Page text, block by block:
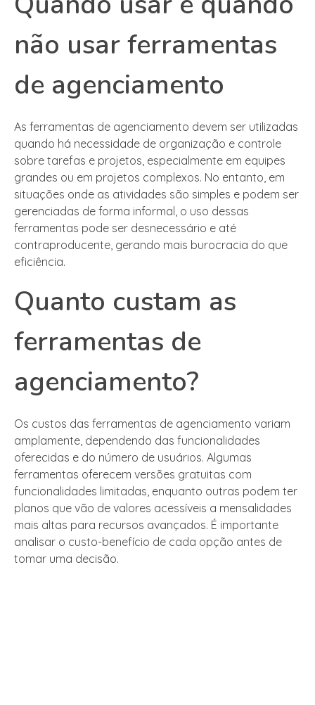
não usar ferramentas
de agenciamento
As ferramentas de agenciamento devem ser utilizadas
quando há necessidade de organização e controle
sobre tarefas e projetos, especialmente em equipes
grandes ou em projetos complexos. No entanto, em
situações onde as atividades são simples e podem ser
gerenciadas de forma informal, o uso dessas
ferramentas pode ser desnecessário e até
contraproducente, gerando mais burocracia do que
eficiência.
Quanto custam as
ferramentas de
agenciamento?
Os custos das ferramentas de agenciamento variam
amplamente, dependendo das funcionalidades
oferecidas e do número de usuários. Algumas
ferramentas oferecem versões gratuitas com
funcionalidades limitadas, enquanto outras podem ter
planos que vão de valores acessíveis a mensalidades
mais altas para recursos avançados. É importante
analisar o custo-benefício de cada opção antes de
tomar uma decisão.